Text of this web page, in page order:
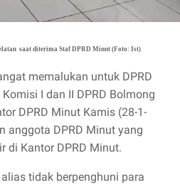
saat diterima Staf DPRD Minut (Foto: Ist)
memalukan untuk DPRD
I dan II DPRD Bolmong
DPRD Minut Kamis (28-1-
anggota DPRD Minut yang
di Kantor DPRD Minut.
tidak berpenghuni para